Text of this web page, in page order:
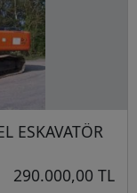
ESKAVATÖR
290.000,00 TL